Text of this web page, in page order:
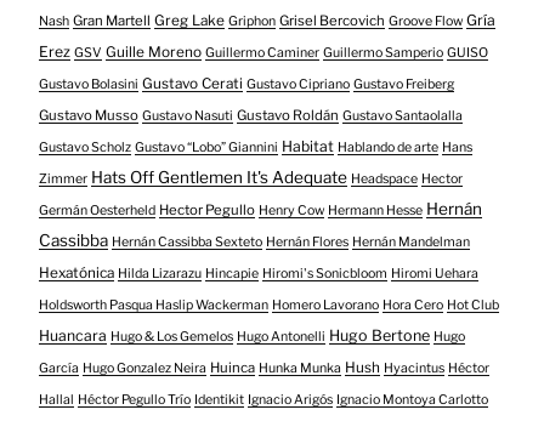
Nash Gran Martell Greg Lake Griphon Grisel Bercovich Groove Flow Gría
Erez GSV Guille Moreno Guillermo Caminer Guillermo Samperio GUISO
Gustavo Bolasini Gustavo Cerati Gustavo Cipriano Gustavo Freiberg
Gustavo Musso Gustavo Nasuti Gustavo Roldán Gustavo Santaolalla
Gustavo Scholz Gustavo “Lobo” Giannini Habitat Hablando de arte Hans
Zimmer Hats Off Gentlemen It's Adequate Headspace Hector
Germán Oesterheld Hector Pegullo Henry Cow Hermann Hesse Hernán
Cassibba Hernán Cassibba Sexteto Hernán Flores Hernán Mandelman
Hexatónica Hilda Lizarazu Hincapie Hiromi's Sonicbloom Hiromi Uehara
Holdsworth Pasqua Haslip Wackerman Homero Lavorano Hora Cero Hot Club
Huancara Hugo & Los Gemelos Hugo Antonelli Hugo Bertone Hugo
García Hugo Gonzalez Neira Huinca Hunka Munka Hush Hyacintus Héctor
Hallal
Héctor Pegullo Trío Identikit Ignacio Arigós Ignacio Montoya Carlotto